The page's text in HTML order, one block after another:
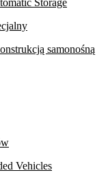
Storage
samonośną
Vehicles